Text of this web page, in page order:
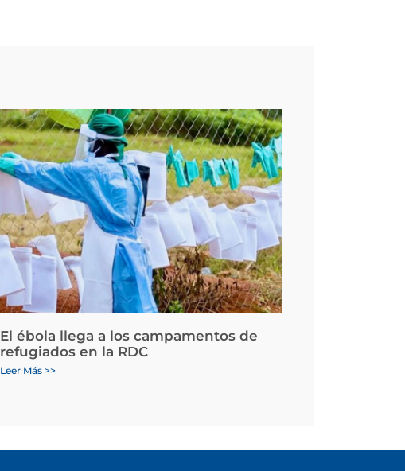
El ébola llega a los campamentos de
refugiados en la RDC
Leer Más >>